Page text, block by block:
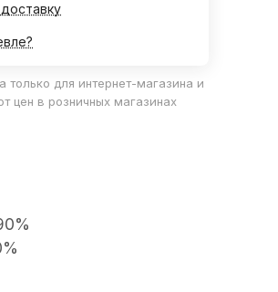
только для интернет-магазина и
цен в розничных магазинах